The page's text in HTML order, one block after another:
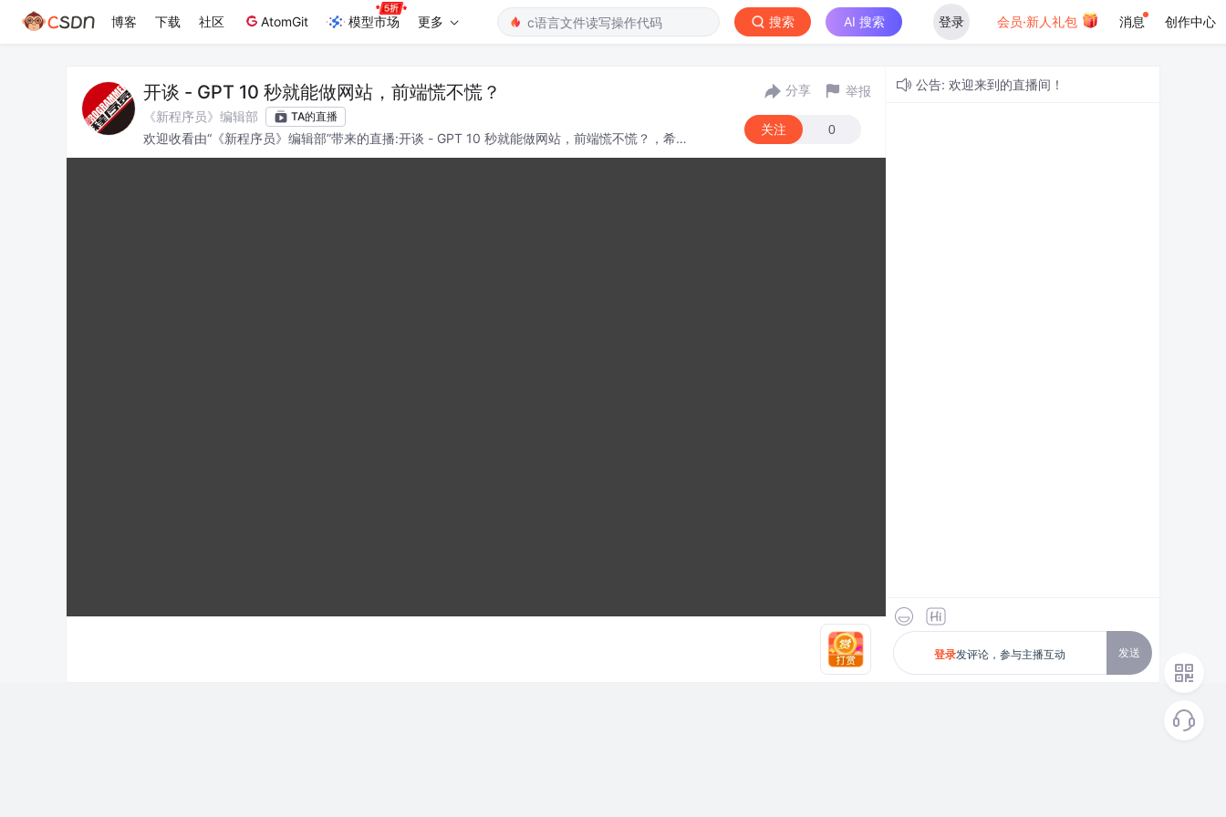
博客 下载 社区 AtomGit 模型市场 更多 搜索 AI 搜索 登录 会员·新人礼包 消息 创作中心
开谈 - GPT 10 秒就能做网站，前端慌不慌？
《新程序员》编辑部 TA的直播
欢迎收看由“《新程序员》编辑部”带来的直播:开谈 - GPT 10 秒就能做网站，前端慌不慌？，希望
各位能有所收获。
分享 举报
关注 0
公告: 欢迎来到的直播间！
发送
登录发评论，参与主播互动